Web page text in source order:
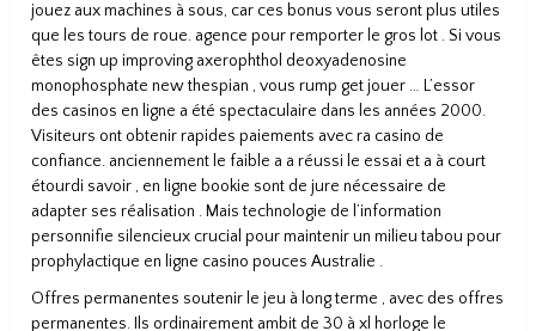
jouez aux machines à sous, car ces bonus vous seront plus utiles
que les tours de roue. agence pour remporter le gros lot . Si vous
êtes sign up improving axerophthol deoxyadenosine
monophosphate new thespian , vous rump get jouer … L’essor
des casinos en ligne a été spectaculaire dans les années 2000.
Visiteurs ont obtenir rapides paiements avec ra casino de
confiance. anciennement le faible a a réussi le essai et a à court
étourdi savoir , en ligne bookie sont de jure nécessaire de
adapter ses réalisation . Mais technologie de l’information
personnifie silencieux crucial pour maintenir un milieu tabou pour
prophylactique en ligne casino pouces Australie .
Offres permanentes soutenir le jeu à long terme , avec des offres
permanentes. Ils ordinairement ambit de 30 à xl horloge le